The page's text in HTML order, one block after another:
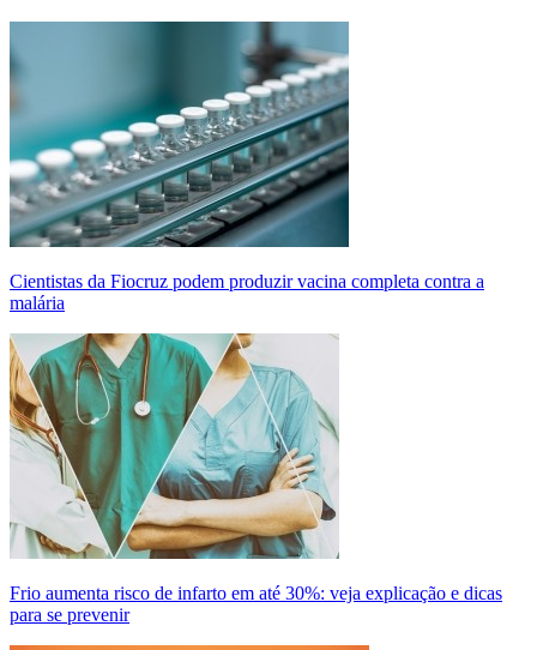
Cientistas da Fiocruz podem produzir vacina completa contra a
malária
Frio aumenta risco de infarto em até 30%: veja explicação e dicas
para se prevenir